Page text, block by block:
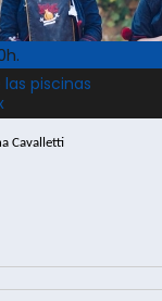
piscinas
Cavalletti